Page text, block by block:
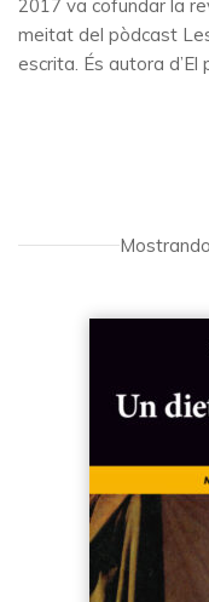
2017 va cofundar la
meitat del pòdcast
escrita. És autora d’El